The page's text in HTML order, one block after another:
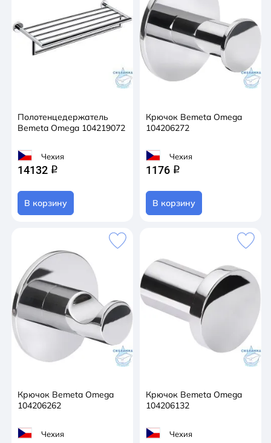
Полотенцедержатель
Bemeta Omega 104219072
Чехия
14132 q
В корзину
Крючок Bemeta Omega
104206272
Чехия
1176 q
В корзину
Крючок Bemeta Omega
104206262
Чехия
Крючок Bemeta Omega
104206132
Чехия